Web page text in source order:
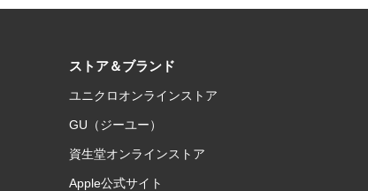
ストア＆ブランド
ユニクロオンラインストア
GU（ジーユー）
資生堂オンラインストア
Apple公式サイト